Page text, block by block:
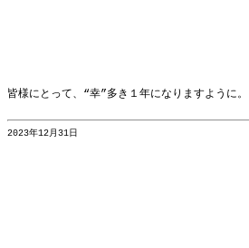
皆様にとって、“幸”多き１年になりますように。
2023年12月31日